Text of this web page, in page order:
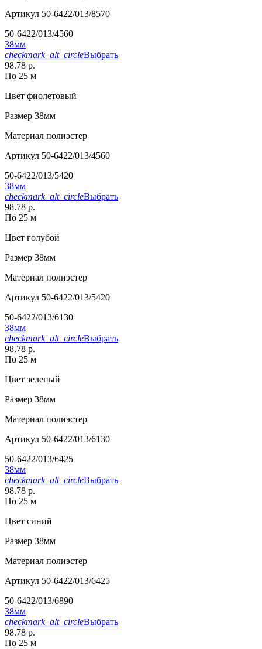
Артикул 50-6422/013/8570
50-6422/013/4560
38мм
checkmark_alt_circleВыбрать
98.78 р.
По 25 м
Цвет фиолетовый
Размер 38мм
Материал полиэстер
Артикул 50-6422/013/4560
50-6422/013/5420
38мм
checkmark_alt_circleВыбрать
98.78 р.
По 25 м
Цвет голубой
Размер 38мм
Материал полиэстер
Артикул 50-6422/013/5420
50-6422/013/6130
38мм
checkmark_alt_circleВыбрать
98.78 р.
По 25 м
Цвет зеленый
Размер 38мм
Материал полиэстер
Артикул 50-6422/013/6130
50-6422/013/6425
38мм
checkmark_alt_circleВыбрать
98.78 р.
По 25 м
Цвет синий
Размер 38мм
Материал полиэстер
Артикул 50-6422/013/6425
50-6422/013/6890
38мм
checkmark_alt_circleВыбрать
98.78 р.
По 25 м